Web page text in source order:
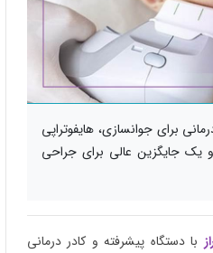
برای جوانسازی، هایفوتراپی
یک جایگزین عالی برای جراحی
با دستگاه پیشرفته و کادر درمانی